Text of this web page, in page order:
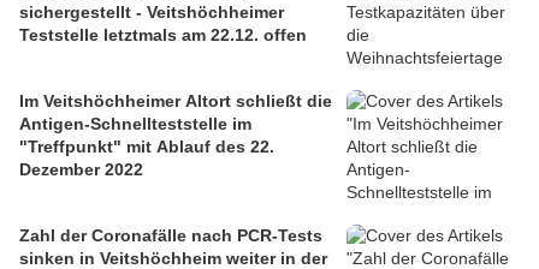
sichergestellt - Veitshöchheimer
Teststelle letztmals am 22.12. offen
Im Veitshöchheimer Altort schließt die
Antigen-Schnellteststelle im
"Treffpunkt" mit Ablauf des 22.
Dezember 2022
Zahl der Coronafälle nach PCR-Tests
sinken in Veitshöchheim weiter in der